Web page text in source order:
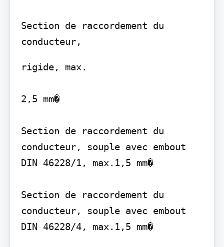
Section de raccordement du
rigide, max.
2,5 mm�
Section de raccordement du
conducteur, souple avec embout
DIN 46228/1, max.1,5 mm�
Section de raccordement du
conducteur, souple avec embout
DIN 46228/4, max.1,5 mm�